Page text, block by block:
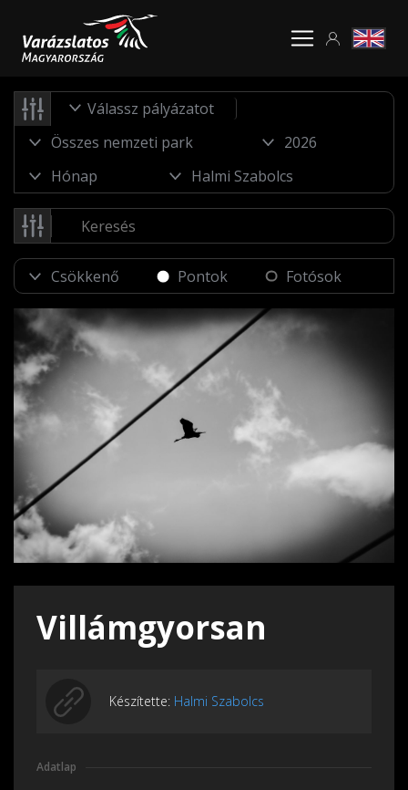
Válassz pályázatot
Pontok Fotósok
Villámgyorsan
Készítette: Halmi Szabolcs
Adatlap